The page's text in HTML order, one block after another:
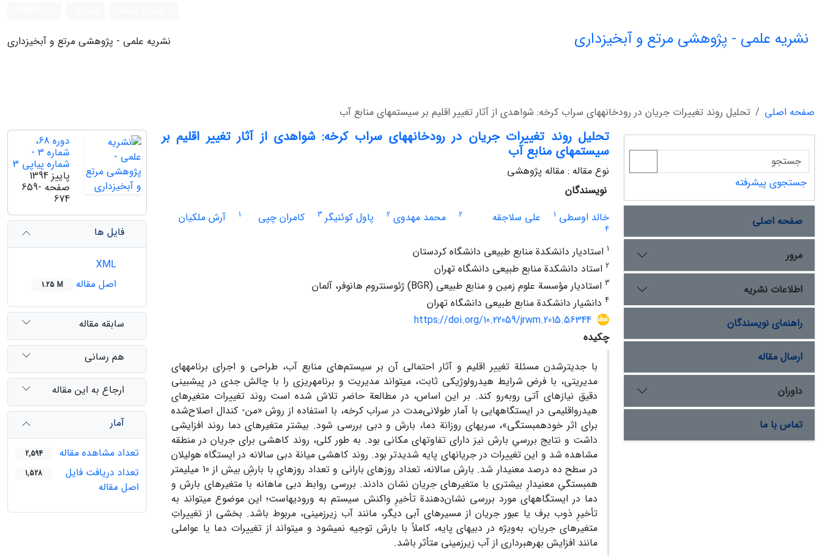
نشریه علمی - پژوهشی مرتع و آبخیزداری نشریه علمی - پژوهشی مرتع و آبخیزداری
صفحه اصلی تحلیل روند تغییرات جریان در رودخانه‏های سراب کرخه: شواهدی از آثار تغییر اقلیم بر سیستم‏های منابع آب
تحلیل روند تغییرات جریان در رودخانه‏های سراب کرخه: شواهدی از آثار تغییر اقلیم بر
سیستم‏های منابع آب
نوع مقاله : مقاله پژوهشی
نویسندگان
خالد اوسطی 1 علی سلاجقه 2 محمد مهدوی 2 پاول کوئنیگر 3 کامران چپی 1 آرش ملکیان
4
1 استادیار دانشکدة منابع طبیعی دانشگاه کردستان
2 استاد دانشکدة منابع طبیعی دانشگاه تهران
3 استادیار مؤسسة علوم زمین و منابع طبیعی (BGR) ژئوسنتروم هانوفر، آلمان
4 دانشیار دانشکدة منابع طبیعی دانشگاه تهران
https://doi.org/10.22059/jrwm.2015.56344
چکیده
با جدی‏ترشدن مسئلة تغییر اقلیم و آثار احتمالی آن بر سیستم‌های منابع آب، طراحی و اجرای برنامه‏های
مدیریتی، با فرض شرایط هیدرولوژیکی ثابت، می‏تواند مدیریت و برنامه‏ریزی را با چالش جدی در پیش‏بینی
دقیق نیازهای آتی روبه‌رو کند. بر این اساس، در مطالعة حاضر تلاش شده است روند تغییرات متغیرهای
هیدرواقلیمی در ایستگاه‏هایی با آمار طولانی‌مدت در سراب کرخه، با استفاده از روش «من- کندال اصلاح‌شده
برای اثر خودهمبستگی»، سری‏های روزانة دما، بارش و دبی بررسی شود. بیشتر متغیرهای دما روند افزایشی
داشت و نتایج بررسیِ بارش نیز دارای تفاوت‏های مکانی بود. به طور کلی، روند کاهشی برای جریان در منطقه
مشاهده شد و این تغییرات در جریان‏های پایه شدیدتر بود. روند کاهشی میانة دبی سالانه در ایستگاه‏ هولیلان
در سطح ده درصد معنی‏دار شد. بارش سالانه، تعداد روزهای بارانی و تعداد روزهایِ با بارشِ بیش از 10 میلی‏متر
همبستگیِ معنی‏دارِ بیشتری با متغیرهای جریان نشان دادند. بررسی روابط دبی ماهانه با متغیرهای بارش و
دما در ایستگاه‏های مورد بررسی نشان‌دهندة تأخیرِ واکنش سیستم به ورودی‏هاست؛ این موضوع می‏تواند به
تأخیرِ ذوب برف یا عبور جریان از مسیرهای آبی دیگر، مانند آب زیرزمینی، مربوط باشد. بخشی از تغییراتِ
متغیرهای جریان، به‌ویژه در دبی‏های پایه، کاملاً با بارش توجیه نمی‏شود و می‏تواند از تغییرات دما یا عواملی
مانند افزایش بهره‏برداری از آب زیرزمینی متأثر باشد.
دوره 68،
شماره 3 -
شماره پیاپی 3
پاییز 1394
صفحه 659-
674
فایل ها
اصل مقاله
1.25 M
سابقه مقاله
هم رسانی
ارجاع به این مقاله
آمار
تعداد مشاهده مقاله
2,594
تعداد دریافت فایل
اصل مقاله
1,528
جستجوی پیشرفته
صفحه اصلی
مرور
اطلاعات نشریه
راهنمای نویسندگان
ارسال مقاله
داوران
تماس با ما